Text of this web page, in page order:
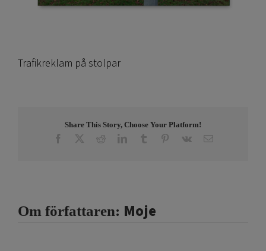
Trafikreklam på stolpar
Share This Story, Choose Your Platform!
Facebook RedditLinkedInTumblr Pinterest
Vk E-
Om författaren: Moje